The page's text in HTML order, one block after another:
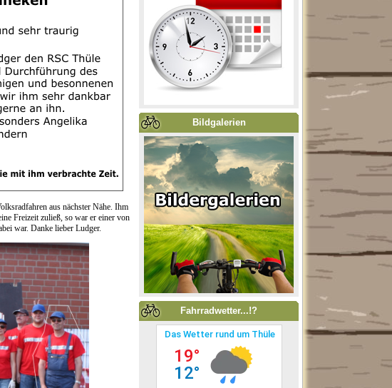
aus nächster Nähe. Ihm
Freizeit zuließ, so war er einer von
war. Danke lieber Ludger.
Bildgalerien
Fahrradwetter...!?